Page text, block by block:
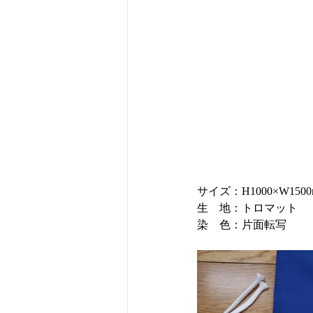
サイズ：
生　地：トロマット
染　色：片面転写